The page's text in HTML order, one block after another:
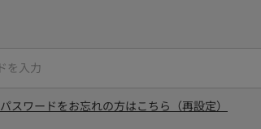
パスワードをお忘れの方はこちら（再設定）